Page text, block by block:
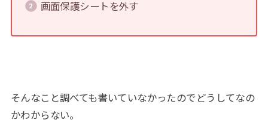
画面保護シートを外す
そんなこと調べても書いていなかったのでどうしてなの
かわからない。